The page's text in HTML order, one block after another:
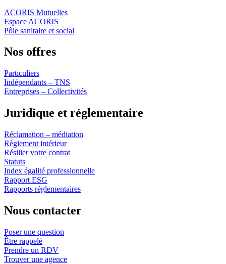
ACORIS Mutuelles
Espace ACORIS
Pôle sanitaire et social
Nos offres
Particuliers
Indépendants – TNS
Entreprises – Collectivités
Juridique et réglementaire
Réclamation – médiation
Règlement intérieur
Résilier votre contrat
Statuts
Index égalité professionnelle
Rapport ESG
Rapports réglementaires
Nous contacter
Poser une question
Être rappelé
Prendre un RDV
Trouver une agence